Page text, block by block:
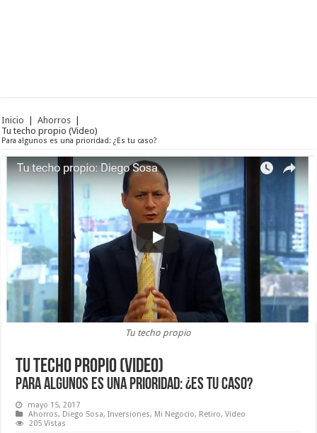
Inicio | Ahorros |
Tu techo propio (Video)
Para algunos es una prioridad: ¿Es tu caso?
Tu techo propio
Tu techo propio (Video)
Para algunos es una prioridad: ¿Es tu caso?
mayo 15, 2017
Ahorros, Diego Sosa,Inversiones, Mi Negocio, Retiro,Video
205 Vistas